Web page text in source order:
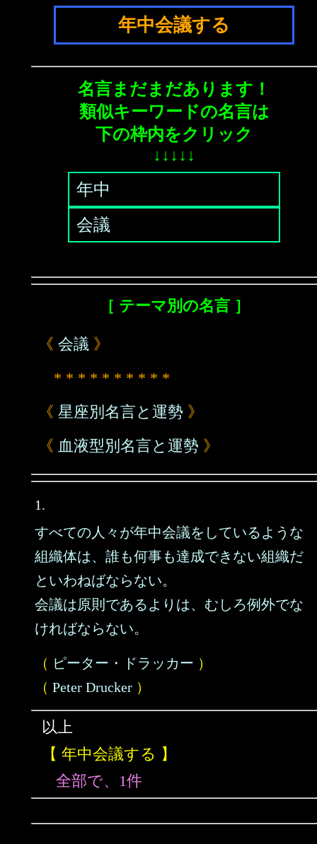
年中会議する
名言まだまだあります！
類似キーワードの名言は
下の枠内をクリック
↓↓↓↓↓
年中
会議
［ テーマ別の名言 ］
《 会議 》
* * * * * * * * * *
《 星座別名言と運勢 》
《 血液型別名言と運勢 》
1.
すべての人々が年中会議をしているような
組織体は、誰も何事も達成できない組織だ
といわねばならない。
会議は原則であるよりは、むしろ例外でな
ければならない。
（ ピーター・ドラッカー ）
（ Peter Drucker ）
以上
【 年中会議する 】
全部で、1件